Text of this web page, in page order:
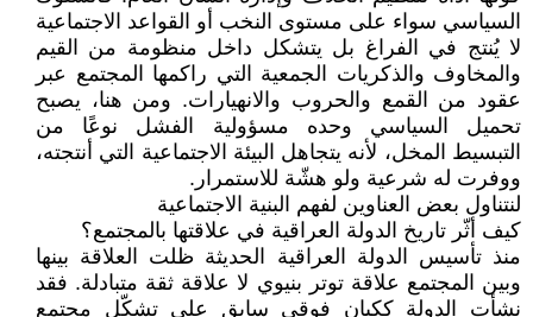
السياسي سواء على مستوى النخب أو القواعد الاجتماعية
لا يُنتج في الفراغ بل يتشكل داخل منظومة من القيم
والمخاوف والذكريات الجمعية التي راكمها المجتمع عبر
عقود من القمع والحروب والانهيارات. ومن هنا، يصبح
تحميل السياسي وحده مسؤولية الفشل نوعًا من
التبسيط المخل، لأنه يتجاهل البيئة الاجتماعية التي أنتجته،
ووفرت له شرعية ولو هشّة للاستمرار.
لنتناول بعض العناوين لفهم البنية الاجتماعية
كيف أثّر تاريخ الدولة العراقية في علاقتها بالمجتمع؟
منذ تأسيس الدولة العراقية الحديثة ظلت العلاقة بينها
وبين المجتمع علاقة توتر بنيوي لا علاقة ثقة متبادلة. فقد
نشأت الدولة ككيان فوقي سابق على تشكّل مجتمع